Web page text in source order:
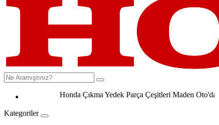
Honda Çıkma Yedek Parça Çeşitleri Maden Oto'da
Kategoriler